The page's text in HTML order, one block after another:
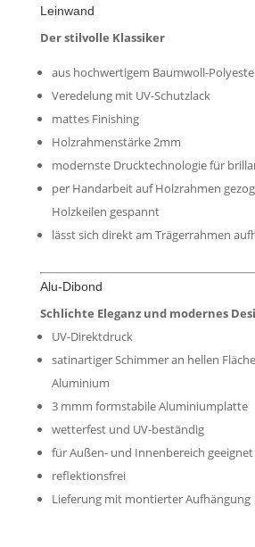
Leinwand
Der stilvolle Klassiker
aus hochwertigem Baumwoll-
Veredelung mit UV-Schutzlack
mattes Finishing
Holzrahmenstärke 2mm
modernste Drucktechnologie für
per Handarbeit auf Holzrahmen
Holzkeilen gespannt
lässt sich direkt am Trägerrahmen
Alu-Dibond
Schlichte Eleganz und modernes
UV-Direktdruck
satinartiger Schimmer an hellen
Aluminium
3 mmm formstabile Aluminiumplatte
wetterfest und UV-beständig
für Außen- und Innenbereich geeignet
reflektionsfrei
Lieferung mit montierter Aufhängung